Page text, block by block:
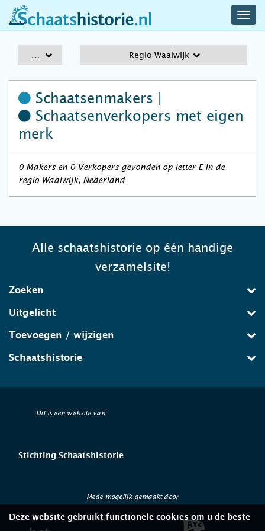
schaatshistorie.nl
Regio Waalwijk
Schaatsenmakers |
Schaatsenverkopers met eigen
merk
0 Makers en 0 Verkopers gevonden op letter E in de
regio Waalwijk, Nederland
Alle schaatshistorie op één handige
verzamelsite!
Zoeken
Uitgelicht
Toevoegen / wijzigen
Schaatshistorie
Dit is een website van
Stichting Schaatshistorie
Mede mogelijk gemaakt door
Deze website gebruikt functionele cookies om u de beste